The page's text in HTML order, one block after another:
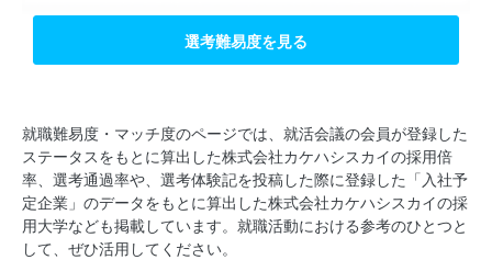
選考難易度を見る
就職難易度・マッチ度のページでは、就活会議の会員が登録した
ステータスをもとに算出した株式会社カケハシスカイの採用倍
率、選考通過率や、選考体験記を投稿した際に登録した「入社予
定企業」のデータをもとに算出した株式会社カケハシスカイの採
用大学なども掲載しています。就職活動における参考のひとつと
して、ぜひ活用してください。